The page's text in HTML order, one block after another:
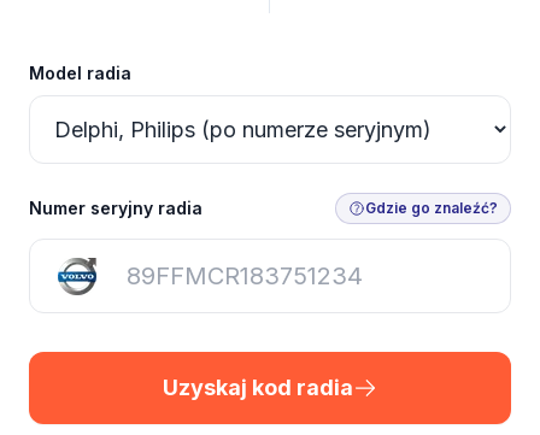
Model radia
Uzyskaj kod radia
Numer seryjny radia Gdzie go znaleźć?
Uzyskaj kod radia